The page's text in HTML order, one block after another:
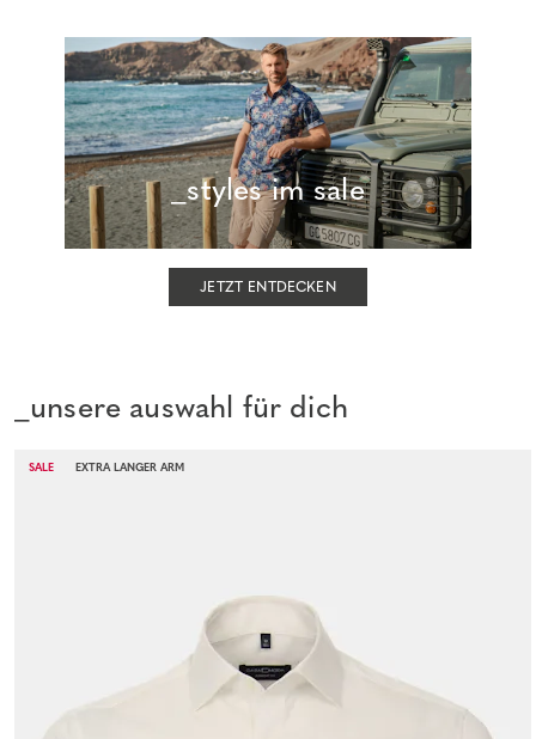
_styles im sale
JETZT ENTDECKEN
_unsere auswahl für dich
SALE EXTRA LANGER ARM